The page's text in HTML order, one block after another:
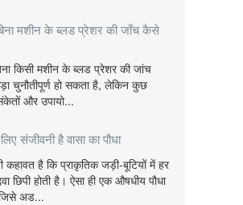
मशीन के ब्लड प्रेशर की जाँच कैसे
किसी मशीन के ब्लड प्रेशर की जांच
चुनौतीपूर्ण हो सकता है, लेकिन कुछ
और उपायो...
संजीवनी है वासा का पौधा
कहावत है कि प्राकृतिक जड़ी-बूटियों में हर
छिपी होती है। ऐसा ही एक औषधीय पौधा
अड...